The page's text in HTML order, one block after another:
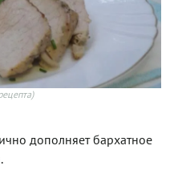
дополняет бархатное